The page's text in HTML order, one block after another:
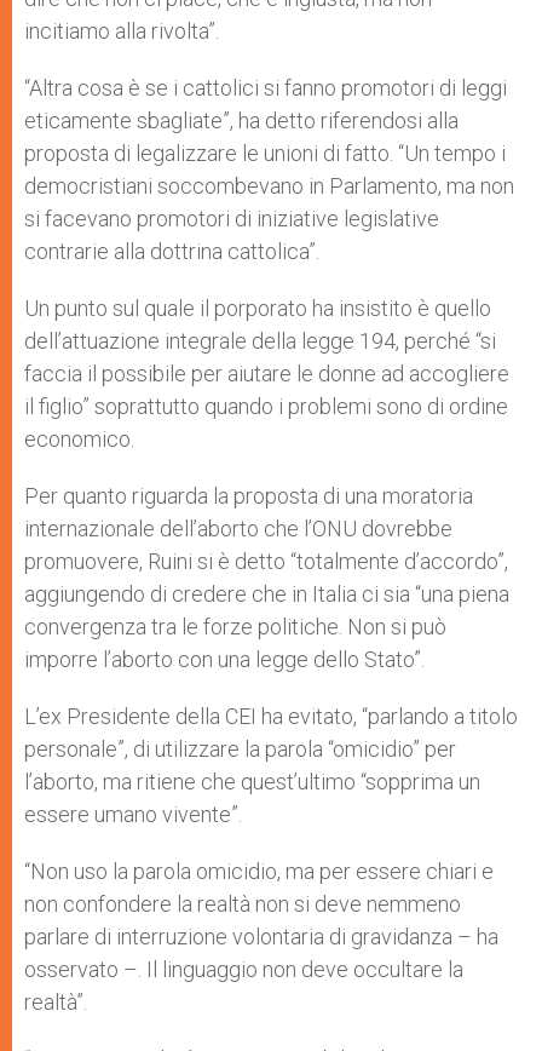
incitiamo alla rivolta”.
“Altra cosa è se i cattolici si fanno promotori di leggi
eticamente sbagliate”, ha detto riferendosi alla
proposta di legalizzare le unioni di fatto. “Un tempo i
democristiani soccombevano in Parlamento, ma non
si facevano promotori di iniziative legislative
contrarie alla dottrina cattolica”.
Un punto sul quale il porporato ha insistito è quello
dell’attuazione integrale della legge 194, perché “si
faccia il possibile per aiutare le donne ad accogliere
il figlio” soprattutto quando i problemi sono di ordine
economico.
Per quanto riguarda la proposta di una moratoria
internazionale dell’aborto che l’ONU dovrebbe
promuovere, Ruini si è detto “totalmente d’accordo”,
aggiungendo di credere che in Italia ci sia “una piena
convergenza tra le forze politiche. Non si può
imporre l’aborto con una legge dello Stato”.
L’ex Presidente della CEI ha evitato, “parlando a titolo
personale”, di utilizzare la parola “omicidio” per
l’aborto, ma ritiene che quest’ultimo “sopprima un
essere umano vivente”.
“Non uso la parola omicidio, ma per essere chiari e
non confondere la realtà non si deve nemmeno
parlare di interruzione volontaria di gravidanza – ha
osservato –. Il linguaggio non deve occultare la
realtà”.